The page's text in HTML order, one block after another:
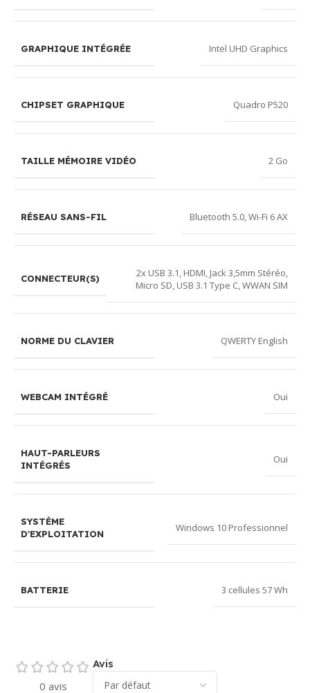
GRAPHIQUE INTÉGRÉE Intel UHD Graphics
CHIPSET GRAPHIQUE Quadro P520
TAILLE MÉMOIRE VIDÉO 2 Go
RÉSEAU SANS-FIL Bluetooth 5.0,Wi-Fi 6 AX
CONNECTEUR(S) 2x USB 3.1, HDMI, Jack 3,5mm Stéréo,
Micro SD, USB 3.1 Type C,WWAN SIM
NORME DU CLAVIER QWERTY English
WEBCAM INTÉGRÉ Oui
HAUT-PARLEURS
INTÉGRÉS
Oui
SYSTÈME
D'EXPLOITATION
Windows 10 Professionnel
BATTERIE 3 cellules 57 Wh
0 avis
Avis